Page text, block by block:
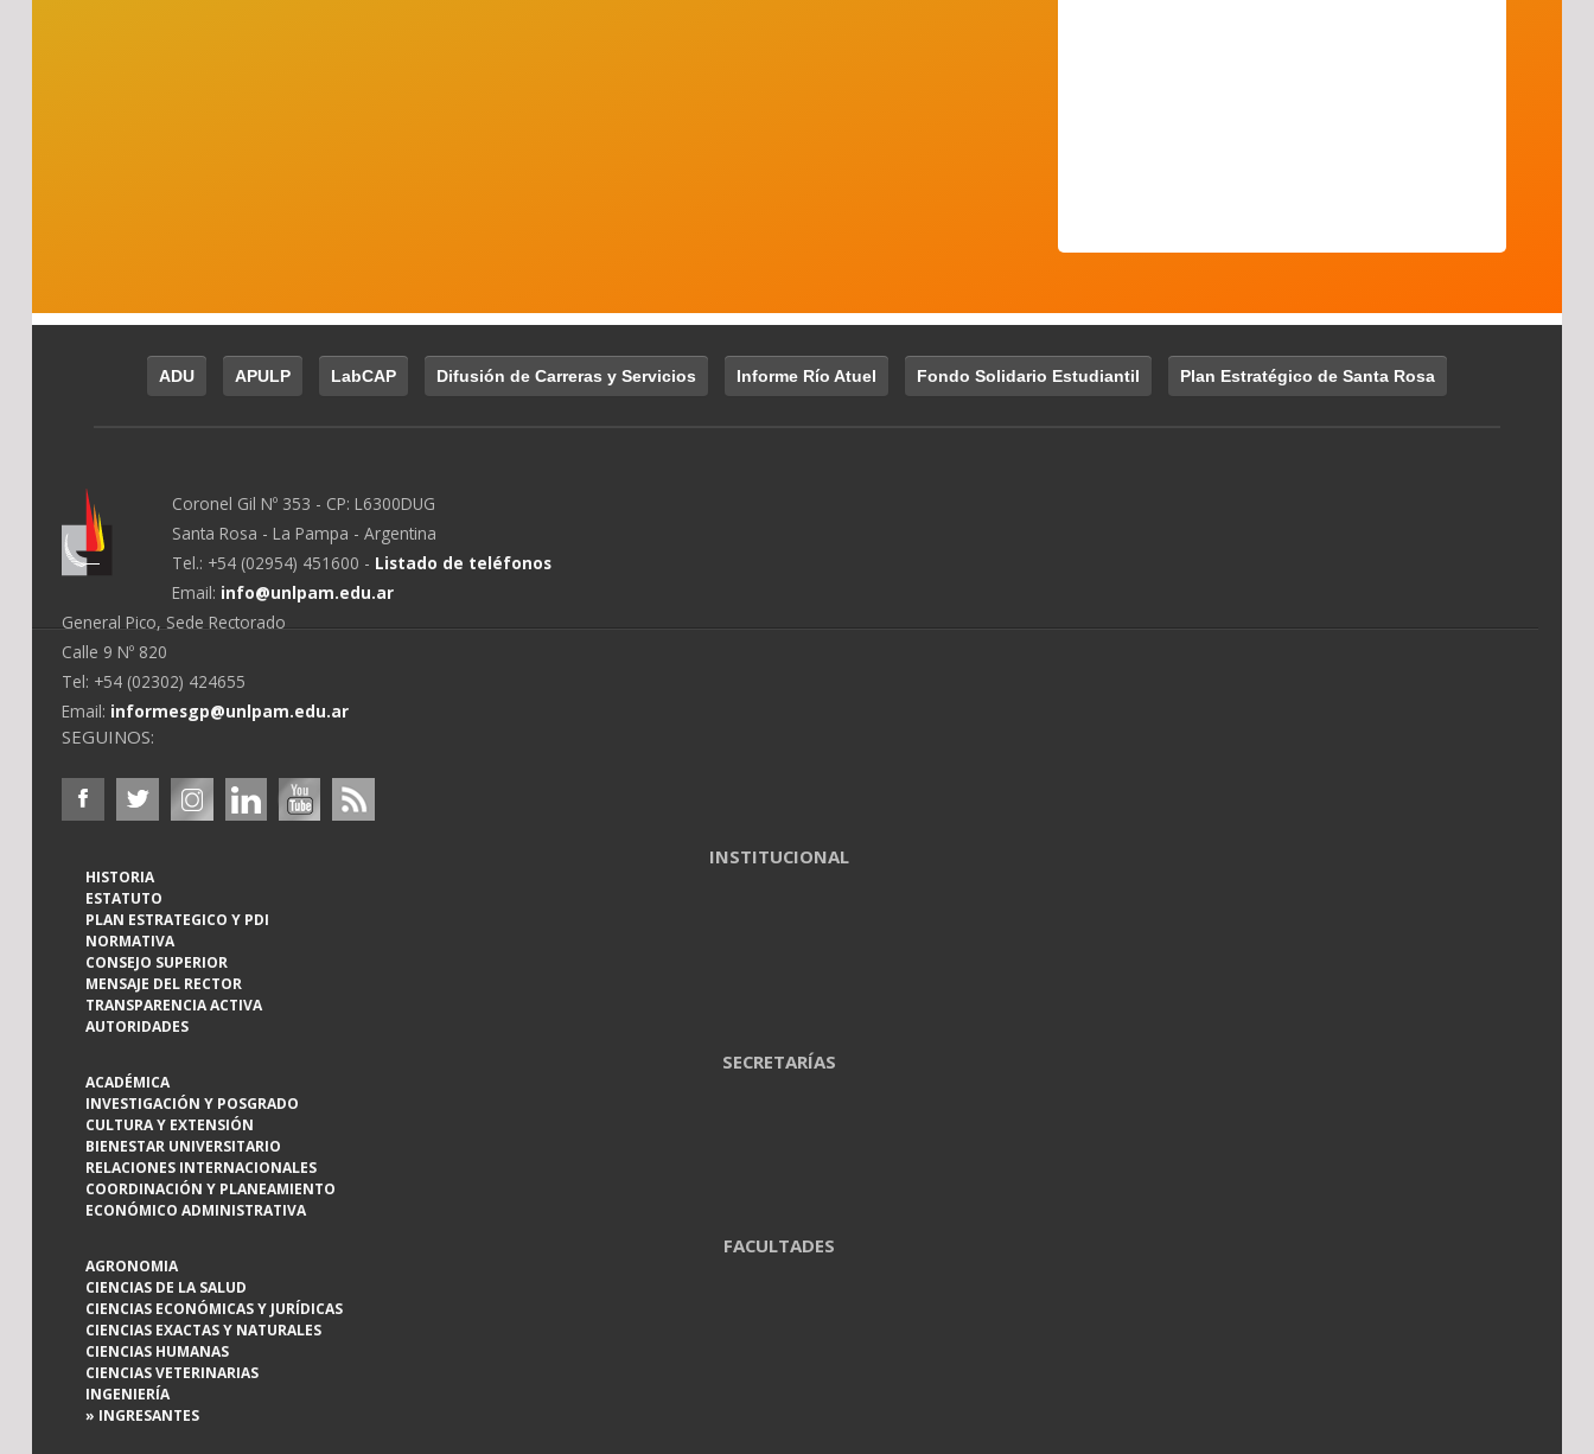
ADU APULP LabCAP Difusión de Carreras y Servicios Informe Río Atuel Fondo Solidario Estudiantil Plan Estratégico de Santa Rosa
Coronel Gil Nº 353 - CP: L6300DUG
Santa Rosa - La Pampa - Argentina
Tel.: +54 (02954) 451600 - Listado de teléfonos
Email: info@unlpam.edu.ar
General Pico, Sede Rectorado
Calle 9 Nº 820
Tel: +54 (02302) 424655
Email: informesgp@unlpam.edu.ar
SEGUINOS:
INSTITUCIONAL
HISTORIA
ESTATUTO
PLAN ESTRATEGICO Y PDI
NORMATIVA
CONSEJO SUPERIOR
MENSAJE DEL RECTOR
TRANSPARENCIA ACTIVA
AUTORIDADES
SECRETARÍAS
ACADÉMICA
INVESTIGACIÓN Y POSGRADO
CULTURA Y EXTENSIÓN
BIENESTAR UNIVERSITARIO
RELACIONES INTERNACIONALES
COORDINACIÓN Y PLANEAMIENTO
ECONÓMICO ADMINISTRATIVA
FACULTADES
AGRONOMIA
CIENCIAS DE LA SALUD
CIENCIAS ECONÓMICAS Y JURÍDICAS
CIENCIAS EXACTAS Y NATURALES
CIENCIAS HUMANAS
CIENCIAS VETERINARIAS
INGENIERÍA
» INGRESANTES